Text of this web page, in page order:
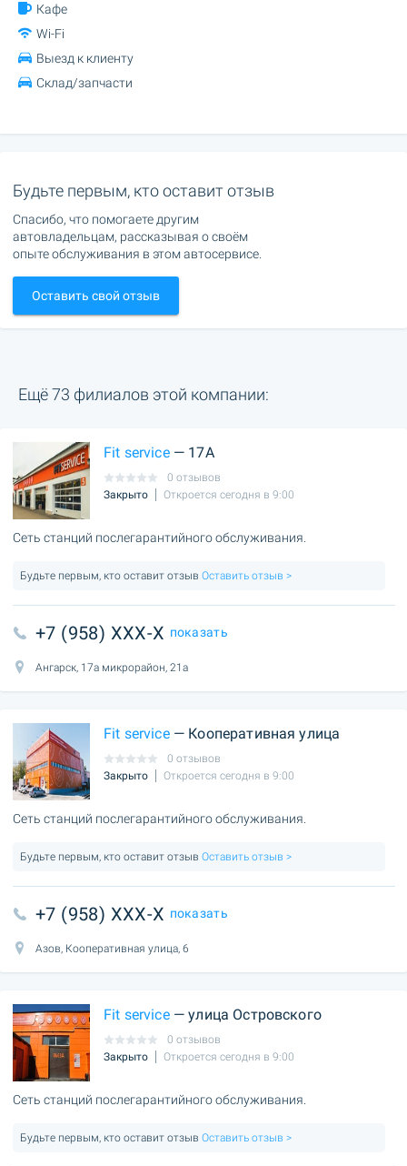
Кафе
Wi-Fi
Выезд к клиенту
Склад/запчасти
Будьте первым, кто оставит отзыв
Спасибо, что помогаете другим
автовладельцам, рассказывая о своём
опыте обслуживания в этом автосервисе.
Оставить свой отзыв
Ещё 73 филиалов этой компании:
Fit service— 17А
0 отзывов
Закрыто
Откроется сегодня в 9:00
Сеть станций послегарантийного обслуживания.
Будьте первым, кто оставит отзыв Оставить отзыв >
+7 (958) XXX-X показать
Ангарск, 17а микрорайон, 21а
Fit service— Кооперативная улица
0 отзывов
Закрыто
Откроется сегодня в 9:00
Сеть станций послегарантийного обслуживания.
Будьте первым, кто оставит отзыв Оставить отзыв >
+7 (958) XXX-X показать
Азов, Кооперативная улица, 6
Fit service— улица Островского
0 отзывов
Закрыто
Откроется сегодня в 9:00
Сеть станций послегарантийного обслуживания.
Будьте первым, кто оставит отзыв Оставить отзыв >